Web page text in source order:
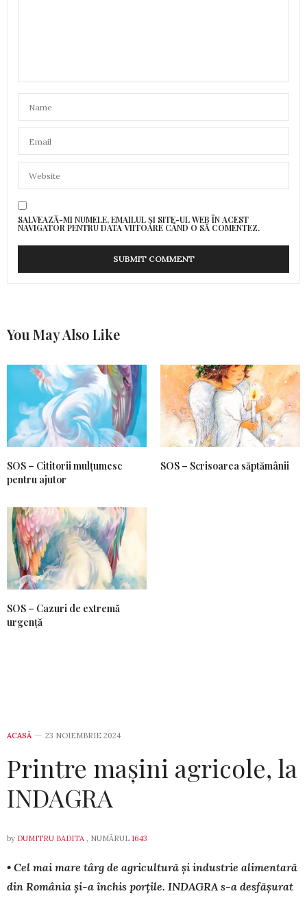
SALVEAZĂ-MI NUMELE, EMAILUL ȘI SITE-UL WEB ÎN ACEST
NAVIGATOR PENTRU DATA VIITOARE CÂND O SĂ COMENTEZ.
You May Also Like
SOS – Cititorii mulțumesc
pentru ajutor
SOS – Scrisoarea săptămânii
SOS – Cazuri de extremă
urgență
ACASĂ 23 NOIEMBRIE 2024
Printre mașini agricole, la
INDAGRA
by DUMITRU BADITA , NUMĂRUL 1643
• Cel mai mare târg de agricultură și industrie alimentară
din România și-a închis porțile. INDAGRA s-a desfășurat